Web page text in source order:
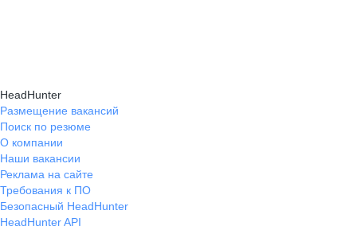
HeadHunter
Размещение вакансий
Поиск по резюме
О компании
Наши вакансии
Реклама на сайте
Требования к ПО
Безопасный HeadHunter
HeadHunter API